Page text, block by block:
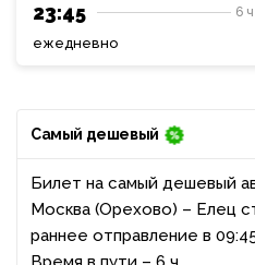
23:45 6 ч
ежедневно
Самый дешевый
Билет на самый дешевый
Москва (Орехово) – Елец
раннее отправление в